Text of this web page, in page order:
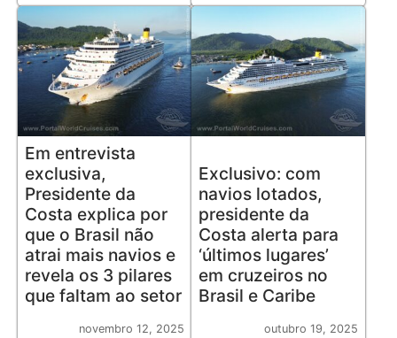
Em entrevista
exclusiva,
Presidente da
Costa explica por
que o Brasil não
atrai mais navios e
revela os 3 pilares
que faltam ao setor
novembro 12, 2025
Exclusivo: com
navios lotados,
presidente da
Costa alerta para
‘últimos lugares’
em cruzeiros no
Brasil e Caribe
outubro 19, 2025